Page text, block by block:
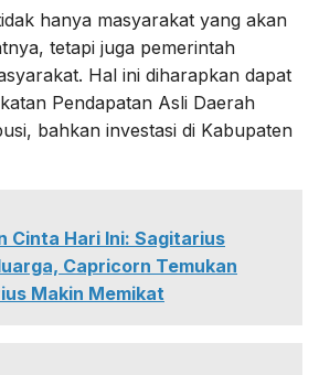
hanya masyarakat yang akan
tetapi juga pemerintah
Hal ini diharapkan dapat
Pendapatan Asli Daerah
bahkan investasi di Kabupaten
Cinta Hari Ini: Sagitarius
Capricorn Temukan
Makin Memikat